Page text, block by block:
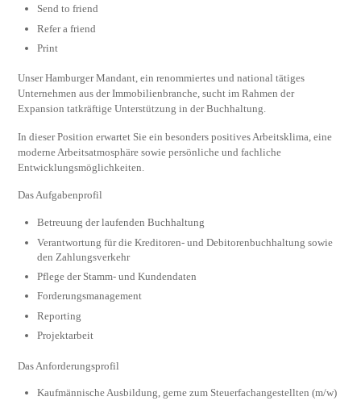
Send to friend
Refer a friend
Print
Unser Hamburger Mandant, ein renommiertes und national tätiges
Unternehmen aus der Immobilienbranche, sucht im Rahmen der
Expansion tatkräftige Unterstützung in der Buchhaltung.
In dieser Position erwartet Sie ein besonders positives Arbeitsklima, eine
moderne Arbeitsatmosphäre sowie persönliche und fachliche
Entwicklungsmöglichkeiten.
Das Aufgabenprofil
Betreuung der laufenden Buchhaltung
Verantwortung für die Kreditoren- und Debitorenbuchhaltung sowie
den Zahlungsverkehr
Pflege der Stamm- und Kundendaten
Forderungsmanagement
Reporting
Projektarbeit
Das Anforderungsprofil
Kaufmännische Ausbildung, gerne zum Steuerfachangestellten (m/w)